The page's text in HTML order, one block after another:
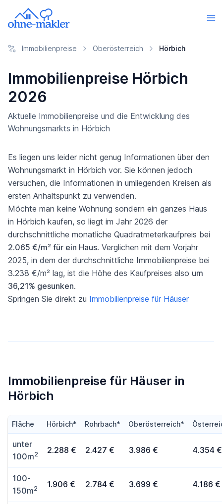
Immobilienpreise Oberösterreich Hörbich
Immobilienpreise Hörbich
2026
Aktuelle Immobilienpreise und die Entwicklung des
Wohnungsmarkts in Hörbich
Es liegen uns leider nicht genug Informationen über den
Wohnungsmarkt in Hörbich vor. Sie können jedoch
versuchen, die Informationen in umliegenden Kreisen als
ersten Anhaltspunkt zu verwenden.
Möchte man keine Wohnung sondern ein ganzes Haus
in Hörbich kaufen, so liegt im Jahr 2026 der
durchschnittliche monatliche Quadratmeterkaufpreis bei
2.065 €/m² für ein Haus. Verglichen mit dem Vorjahr
2025, in dem der durchschnittliche Immobilienpreise bei
3.238 €/m² lag, ist die Höhe des Kaufpreises also um
36,21% gesunken.
Springen Sie direkt zu Immobilienpreise für Häuser
Immobilienpreise für Häuser in
Hörbich
Fläche Hörbich* Rohrbach* Oberösterreich*
unter
100m2 2.288 € 2.427 € 3.986 € 4.354 €
100-
150m2 1.906 € 2.784 € 3.699 € 4.186 €